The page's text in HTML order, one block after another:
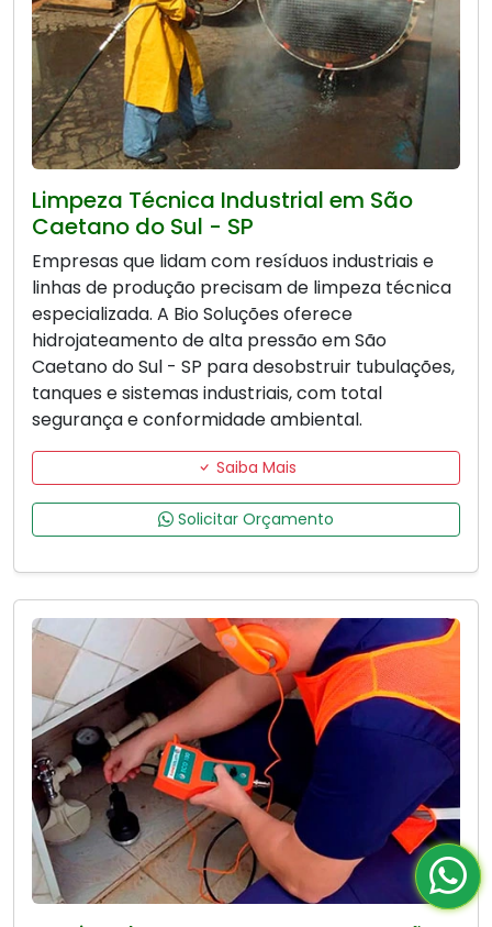
Limpeza Técnica Industrial em São
Caetano do Sul - SP
Empresas que lidam com resíduos industriais e
linhas de produção precisam de limpeza técnica
especializada. A Bio Soluções oferece
hidrojateamento de alta pressão em São
Caetano do Sul - SP para desobstruir tubulações,
tanques e sistemas industriais, com total
segurança e conformidade ambiental.
Saiba Mais
Solicitar Orçamento